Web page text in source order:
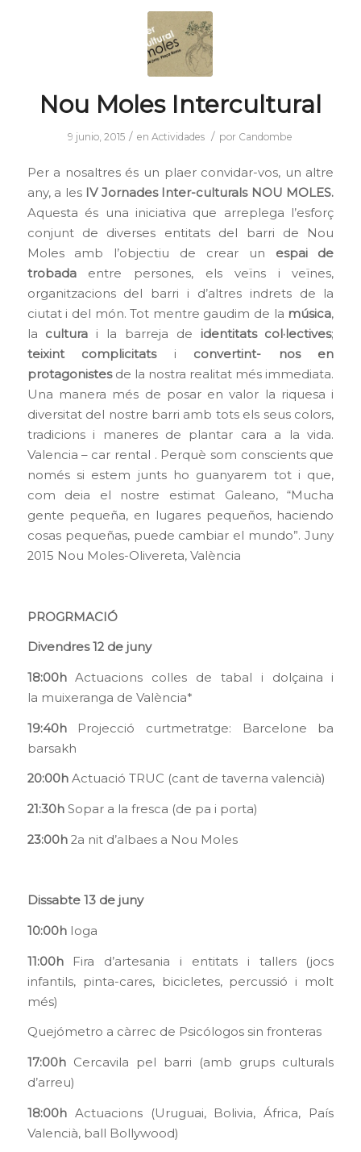
Nou Moles Intercultural
9 junio, 2015 / enActividades / por Candombe
Per a nosaltres és un plaer convidar-vos, un altre
any, a les IV Jornades Inter-culturals NOU MOLES.
Aquesta és una iniciativa que arreplega l’esforç
conjunt de diverses entitats del barri de Nou
Moles amb l’objectiu de crear un espai de
trobadaentre persones, els veïns i veïnes,
organitzacions del barri i d’altres indrets de la
ciutat i del món. Tot mentre gaudim de la música,
la cultura i la barreja de identitats col·lectives;
teixint complicitatsi convertint- nos en
protagonistesde la nostra realitat més immediata.
Una manera més de posar en valor la riquesa i
diversitat del nostre barri amb tots els seus colors,
tradicions i maneres de plantar cara a la vida.
Valencia – car rental . Perquè som conscients que
només si estem junts ho guanyarem tot i que,
com deia el nostre estimat Galeano, “Mucha
gente pequeña, en lugares pequeños, haciendo
cosas pequeñas, puede cambiar el mundo”. Juny
2015 Nou Moles-Olivereta, València
PROGRMACIÓ
Divendres 12 de juny
18:00hActuacions colles de tabal i dolçaina i
la muixeranga de València*
19:40hProjecció curtmetratge: Barcelone ba
barsakh
20:00hActuació TRUC (cant de taverna valencià)
21:30hSopar a la fresca (de pa i porta)
23:00h2a nit d’albaes a Nou Moles
Dissabte 13 de juny
10:00hIoga
11:00hFira d’artesania i entitats i tallers (jocs
infantils, pinta-cares, bicicletes, percussió i molt
més)
Quejómetro a càrrec de Psicólogos sin fronteras
17:00hCercavila pel barri (amb grups culturals
d’arreu)
18:00hActuacions (Uruguai, Bolivia, África, País
Valencià, ball Bollywood)